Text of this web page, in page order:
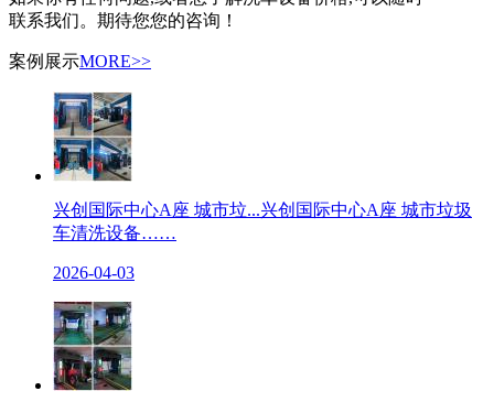
联系我们。期待您您的咨询！
案例展示MORE>>
兴创国际中心A座 城市垃...兴创国际中心A座 城市垃圾
车清洗设备……
2026-04-03